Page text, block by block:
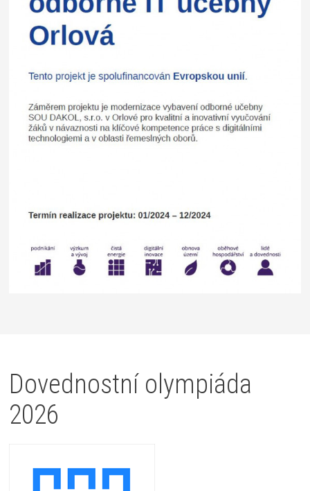
Dovednostní olympiáda
2026